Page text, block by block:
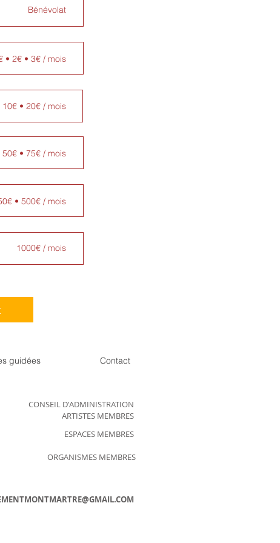
Bénévolat
• 2€ • 3€ / mois
10€ • 20€ / mois
50€ • 75€ / mois
• 500€ / mois
1000€ / mois
guidées Contact
CONSEIL D'ADMINISTRATION
ARTISTES MEMBRES
ESPACES MEMBRES
ORGANISMES MEMBRES